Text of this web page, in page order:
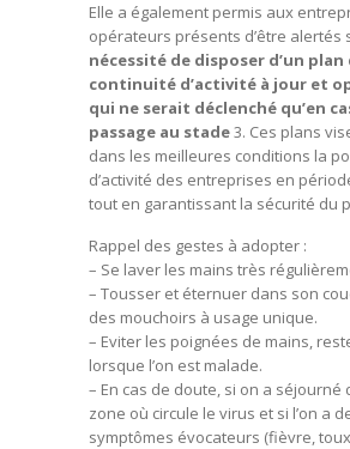
Elle a également permis aux
opérateurs présents d’être alertés
nécessité de disposer d’un plan
continuité d’activité à jour et
qui ne serait déclenché qu’en
passage au stade3. Ces plans
dans les meilleures conditions la
d’activité des entreprises en
tout en garantissant la sécurité du
Rappel des gestes à adopter :
– Se laver les mains très
– Tousser et éternuer dans son
des mouchoirs à usage unique.
– Eviter les poignées de mains,
lorsque l’on est malade.
– En cas de doute, si on a séjourné
zone où circule le virus et si l’on a
symptômes évocateurs (fièvre,